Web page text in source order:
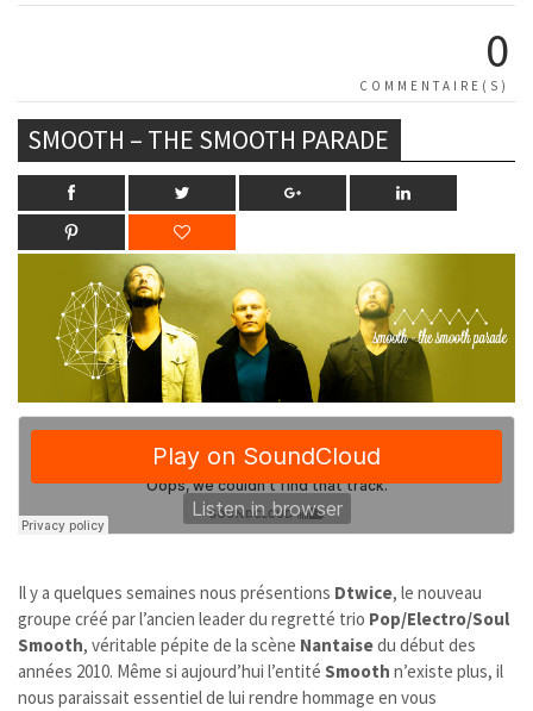
0
COMMENTAIRE(S)
SMOOTH – THE SMOOTH PARADE
Il y a quelques semaines nous présentions Dtwice, le nouveau
groupe créé par l’ancien leader du regretté trio Pop/Electro/Soul
Smooth, véritable pépite de la scène Nantaisedu début des
années 2010. Même si aujourd’hui l’entité Smooth n’existe plus, il
nous paraissait essentiel de lui rendre hommage en vous